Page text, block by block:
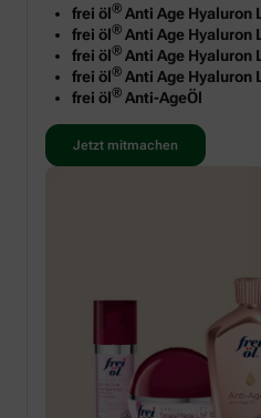
frei öl® Anti Age Hyaluron
frei öl® Anti Age Hyaluron
frei öl® Anti Age Hyaluron
frei öl® Anti Age Hyaluron
frei öl® Anti-AgeÖl
Jetzt mitmachen